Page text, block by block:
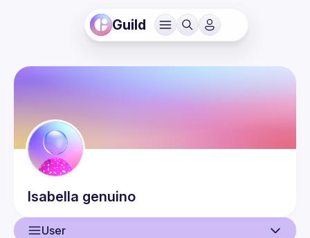
Guild
Isabella genuino
User